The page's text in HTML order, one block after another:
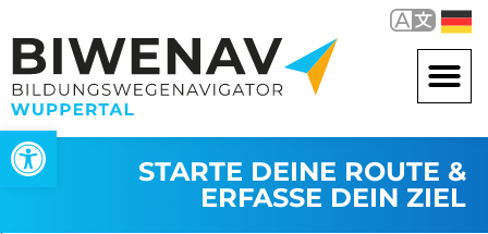
Werkzeugleiste öffnen
STARTE DEINE ROUTE &
ERFASSE DEIN ZIEL